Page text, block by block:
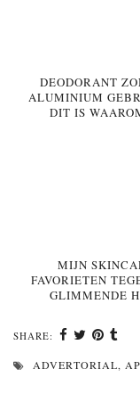
DEODORANT
ALUMINIUM
DIT IS
MIJN
FAVORIETEN
GLIMMENDE
SHARE:
ADVERTORIAL,